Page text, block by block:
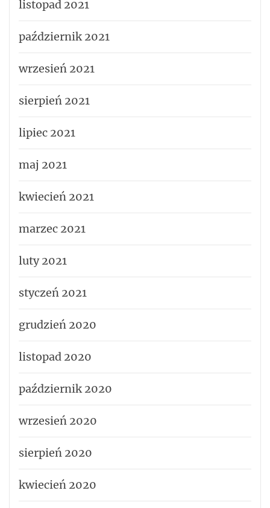
listopad 2021
październik 2021
wrzesień 2021
sierpień 2021
lipiec 2021
maj 2021
kwiecień 2021
marzec 2021
luty 2021
styczeń 2021
grudzień 2020
listopad 2020
październik 2020
wrzesień 2020
sierpień 2020
kwiecień 2020